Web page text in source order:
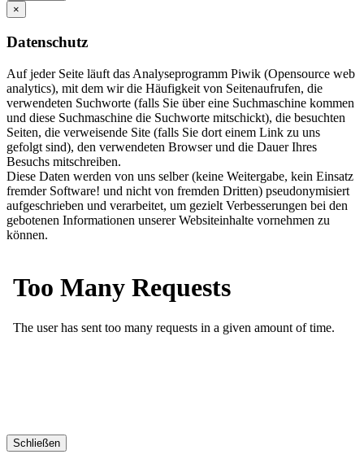
×
Datenschutz
Auf jeder Seite läuft das Analyseprogramm Piwik (Opensource web
analytics), mit dem wir die Häufigkeit von Seitenaufrufen, die
verwendeten Suchworte (falls Sie über eine Suchmaschine kommen
und diese Suchmaschine die Suchworte mitschickt), die besuchten
Seiten, die verweisende Site (falls Sie dort einem Link zu uns
gefolgt sind), den verwendeten Browser und die Dauer Ihres
Besuchs mitschreiben.
Diese Daten werden von uns selber (keine Weitergabe, kein Einsatz
fremder Software! und nicht von fremden Dritten) pseudonymisiert
aufgeschrieben und verarbeitet, um gezielt Verbesserungen bei den
gebotenen Informationen unserer Websiteinhalte vornehmen zu
können.
Schließen